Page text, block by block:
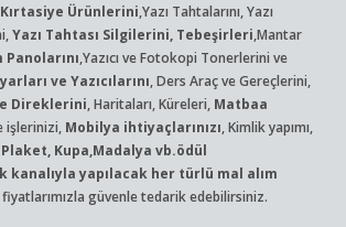
Ürünlerini,Yazı Tahtalarını, Yazı
Yazı Tahtası Silgilerini, Tebeşirleri,Mantar
Panolarını,Yazıcı ve Fotokopi Tonerlerini ve
ve Yazıcılarını, Ders Araç ve Gereçlerini,
Direklerini, Haritaları, Küreleri, Matbaa
işlerinizi, Mobilya ihtiyaçlarınızı, Kimlik yapımı,
Plaket, Kupa,Madalya vb.ödül
kanalıyla yapılacak her türlü mal alım
güvenle tedarik edebilirsiniz.